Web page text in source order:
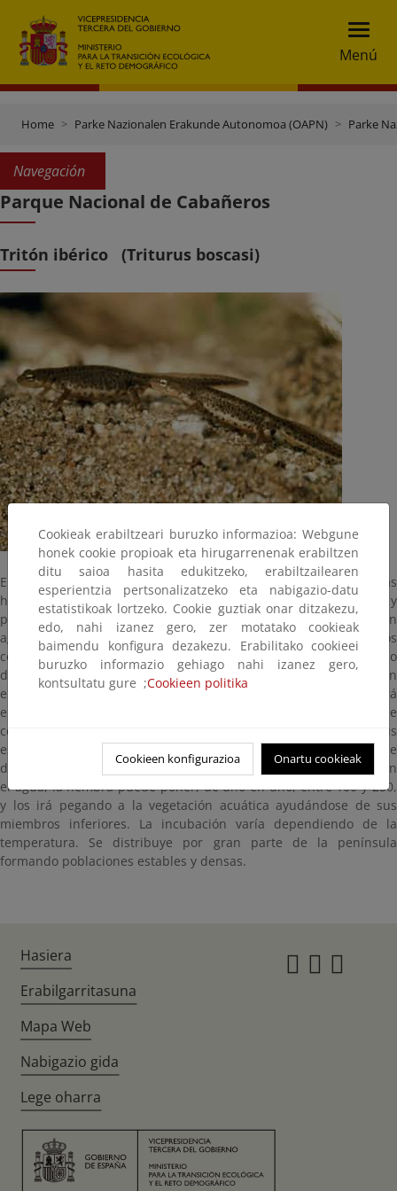
Menú
Home Parke Nazionalen Erakunde Autonomoa (OAPN) Parke
Navegación
Parque Nacional de Cabañeros
Tritón ibérico (Triturus boscasi)
El tritón ibérico tiene un tamaño entre 7 y 10 cm, siendo las
hembras algo mayores. Lo encontramos en aguas estancadas y
pequeñas charcas, también en fuentes, acequias, cunetas con
agua, cuevas y en arroyos de aguas claras, con suelos pedregosos
con o sin vegetación. Habita generalmente durante todo el año
dentro del agua, aunque si las condiciones de temperatura son
elevadas, y llevan consigo la desecación de su medio, no dudará
en protegerse debajo de troncos, piedras u otros materiales que
conserven alguna humedad. Se alimenta de insectos en todos sus
estados evolutivos y de oligoquetos, muy ocasionalmente puede
depredar sus propias larvas. La puesta de huevos tiene lugar en
el agua, la hembra puede poner, de uno en uno, entre 100 y 250,
y los irá pegando a la vegetación acuática ayudándose de sus
miembros inferiores. La incubación varía dependiendo de la
temperatura. Se distribuye por gran parte de la península
formando poblaciones estables y densas.
Cookieak erabiltzeari buruzko informazioa: Webgune
honek cookie propioak eta hirugarrenenak erabiltzen
ditu saioa hasita edukitzeko, erabiltzailearen
esperientzia pertsonalizatzeko eta nabigazio-datu
estatistikoak lortzeko. Cookie guztiak onar ditzakezu,
edo, nahi izanez gero, zer motatako cookieak
baimendu konfigura dezakezu. Erabilitako cookieei
buruzko informazio gehiago nahi izanez gero,
kontsultatu gure ;Cookieen politika
Cookieen konfigurazioa Onartu cookieak
Hasiera
Erabilgarritasuna
Mapa Web
Nabigazio gida
Lege oharra